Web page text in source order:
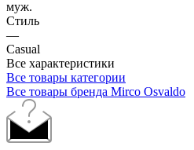
муж.
Стиль
—
Casual
Все характеристики
Все товары категории
Все товары бренда Mirco Osvaldo